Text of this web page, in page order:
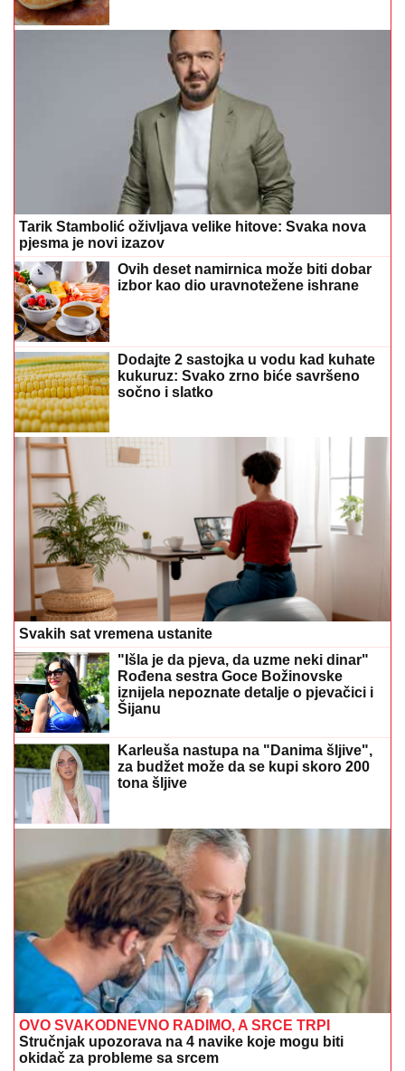
Tarik Stambolić oživljava velike hitove: Svaka nova
pjesma je novi izazov
Ovih deset namirnica može biti dobar
izbor kao dio uravnotežene ishrane
Dodajte 2 sastojka u vodu kad kuhate
kukuruz: Svako zrno biće savršeno
sočno i slatko
Svakih sat vremena ustanite
"Išla je da pjeva, da uzme neki dinar"
Rođena sestra Goce Božinovske
iznijela nepoznate detalje o pjevačici i
Šijanu
Karleuša nastupa na "Danima šljive",
za budžet može da se kupi skoro 200
tona šljive
OVO SVAKODNEVNO RADIMO, A SRCE TRPI
Stručnjak upozorava na 4 navike koje mogu biti
okidač za probleme sa srcem